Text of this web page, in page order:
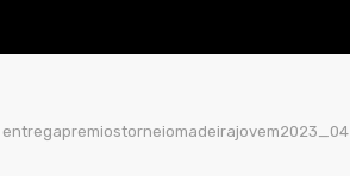
entregapremiostorneiomadeirajovem2023_04